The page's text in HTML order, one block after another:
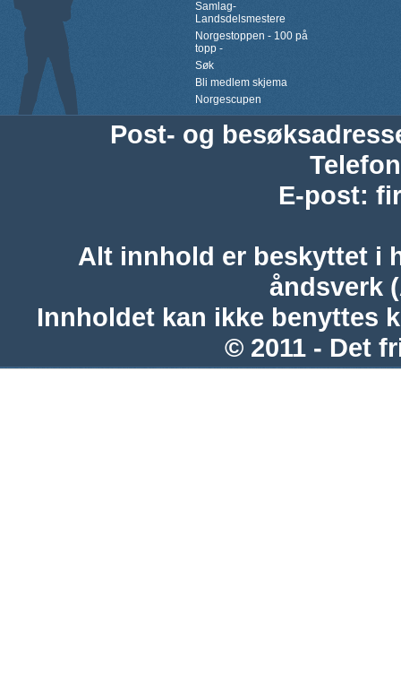
Samlag-
Landsdelsmestere
Norgestoppen - 100 på
topp -
Søk
Bli medlem skjema
Norgescupen
Post- og
Telefon
E-post:
Alt innhold er beskyttet i
åndsverk
Innholdet kan ikke benyttes
© 2011 - Det